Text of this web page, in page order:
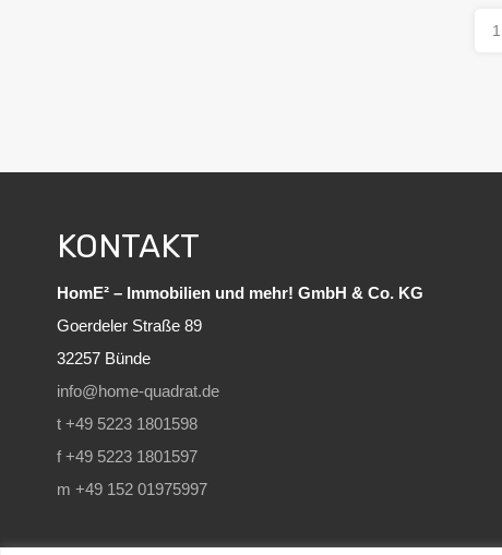
1
KONTAKT
HomE² – Immobilien und mehr! GmbH & Co. KG
Goerdeler Straße 89
32257 Bünde
info@home-quadrat.de
t +49 5223 1801598
f +49 5223 1801597
m +49 152 01975997